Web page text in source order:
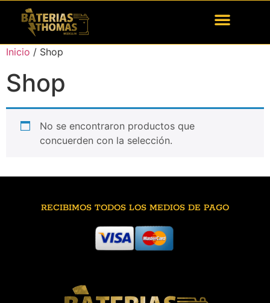
Inicio / Shop
Shop
No se encontraron productos que
concuerden con la selección.
RECIBIMOS TODOS LOS MEDIOS DE PAGO